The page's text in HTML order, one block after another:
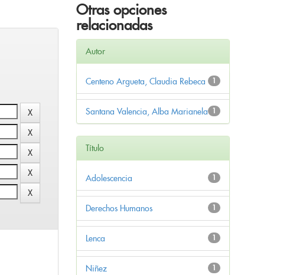
Otras opciones
relacionadas
Autor
1
Centeno Argueta, Claudia Rebeca
1
Santana Valencia, Alba Marianela
Título
1
Adolescencia
1
Derechos Humanos
1
Lenca
1
Niñez